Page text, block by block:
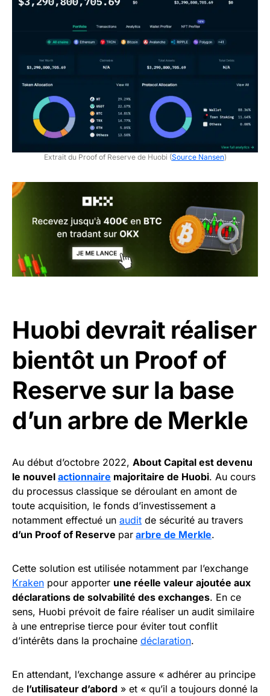
Extrait du Proof of Reserve de Huobi (Source Nansen)
Huobi devrait réaliser
bientôt un Proof of
Reserve sur la base
d’un arbre de Merkle
Au début d’octobre 2022, About Capital est devenu
le nouvel actionnaire majoritaire de Huobi. Au cours
du processus classique se déroulant en amont de
toute acquisition, le fonds d’investissement a
notamment effectué un audit de sécurité au travers
d’un Proof of Reserve par arbre de Merkle.
Cette solution est utilisée notamment par l’exchange
Kraken pour apporter une réelle valeur ajoutée aux
déclarations de solvabilité des exchanges. En ce
sens, Huobi prévoit de faire réaliser un audit similaire
à une entreprise tierce pour éviter tout conflit
d’intérêts dans la prochaine déclaration.
En attendant, l’exchange assure « adhérer au principe
de l’utilisateur d’abord » et « qu’il a toujours donné la